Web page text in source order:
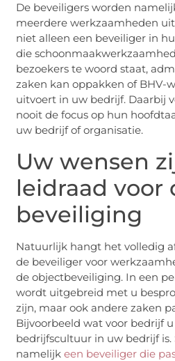
De beveiligers worden
meerdere werkzaamheden
niet alleen een beveiliger in
die
bezoekers te woord staat,
zaken kan oppakken of BHV-
uitvoert in uw bedrijf. Daarbij
nooit de focus op hun
uw bedrijf of organisatie.
Uw wensen
leidraad voor
beveiliging
Natuurlijk hangt het volledig
de beveiliger voor
de objectbeveiliging. In een
wordt uitgebreid met u
zijn, maar ook andere zaken
Bijvoorbeeld wat voor bedrijf
bedrijfscultuur in uw bedrijf is.
namelijkeen beveiliger die